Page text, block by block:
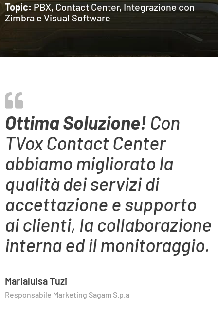
Topic: PBX, Contact Center, Integrazione con
Zimbra e Visual Software
Ottima Soluzione! Con
TVox Contact Center
abbiamo migliorato la
qualità dei servizi di
accettazione e supporto
ai clienti, la collaborazione
interna ed il monitoraggio.
Marialuisa Tuzi
Responsabile Marketing Sagam S.p.a